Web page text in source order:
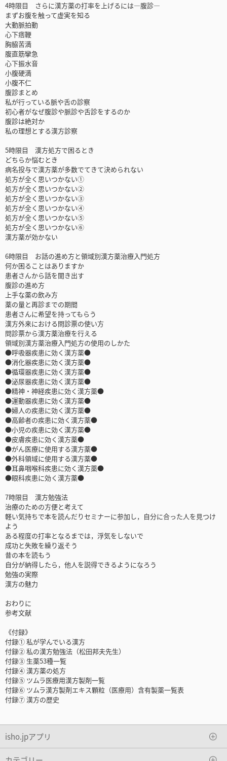
4時限目 さらに漢方薬の打率を上げるには―腹診―
まずお腹を触って虚実を知る
大動脈拍動
心下痞鞭
胸脇苦満
腹直筋攣急
心下振水音
小腹硬満
小腹不仁
腹診まとめ
私が行っている脈や舌の診察
初心者がなぜ腹診や脈診や舌診をするのか
腹診は絶対か
私の理想とする漢方診察
5時限目 漢方処方で困るとき
どちらか悩むとき
病名投与で漢方薬が多数でてきて決められない
処方が全く思いつかない①
処方が全く思いつかない②
処方が全く思いつかない③
処方が全く思いつかない④
処方が全く思いつかない⑤
処方が全く思いつかない⑥
漢方薬が効かない
6時限目 お話の進め方と領域別漢方薬治療入門処方
何か困ることはありますか
患者さんから話を聞き出す
腹診の進め方
上手な薬の飲み方
薬の量と再診までの期間
患者さんに希望を持ってもらう
漢方外来における問診票の使い方
問診票から漢方薬治療を行える
領域別漢方薬治療入門処方の使用のしかた
●呼吸器疾患に効く漢方薬●
●消化器疾患に効く漢方薬●
●循環器疾患に効く漢方薬●
●泌尿器疾患に効く漢方薬●
●精神・神経疾患に効く漢方薬●
●運動器疾患に効く漢方薬●
●婦人の疾患に効く漢方薬●
●高齢者の疾患に効く漢方薬●
●小児の疾患に効く漢方薬●
●皮膚疾患に効く漢方薬●
●がん医療に使用する漢方薬●
●外科領域に使用する漢方薬●
●耳鼻咽喉科疾患に効く漢方薬●
●眼科疾患に効く漢方薬●
7時限目 漢方勉強法
治療のための方便と考えて
軽い気持ちで本を読んだりセミナーに参加し，自分に合った人を見つけ
よう
ある程度の打率となるまでは，浮気をしないで
成功と失敗を繰り返そう
昔の本を読もう
自分が納得したら，他人を説得できるようになろう
勉強の実際
漢方の魅力
おわりに
参考文献
《付録》
付録① 私が学んでいる漢方
付録② 私の漢方勉強法（松田邦夫先生）
付録③ 生薬53種一覧
付録④ 漢方薬の処方
付録⑤ ツムラ医療用漢方製剤一覧
付録⑥ ツムラ漢方製剤エキス顆粒（医療用）含有製薬一覧表
付録⑦ 漢方の歴史
isho.jpアプリ